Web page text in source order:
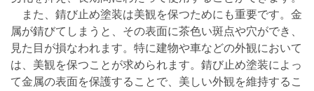
また、錆び止め塗装は美観を保つためにも重要です。金
属が錆びてしまうと、その表面に茶色い斑点や穴ができ、
見た目が損なわれます。特に建物や車などの外観において
は、美観を保つことが求められます。錆び止め塗装によっ
て金属の表面を保護することで、美しい外観を維持するこ